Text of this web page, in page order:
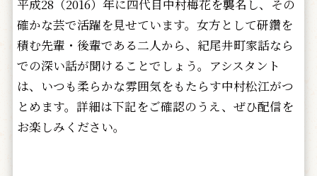
平成28（2016）年に四代目中村梅花を襲名し、その
確かな芸で活躍を見せています。女方として研鑽を
積む先輩・後輩である二人から、紀尾井町家話なら
での深い話が聞けることでしょう。アシスタント
は、いつも柔らかな雰囲気をもたらす中村松江がつ
とめます。詳細は下記をご確認のうえ、ぜひ配信を
お楽しみください。